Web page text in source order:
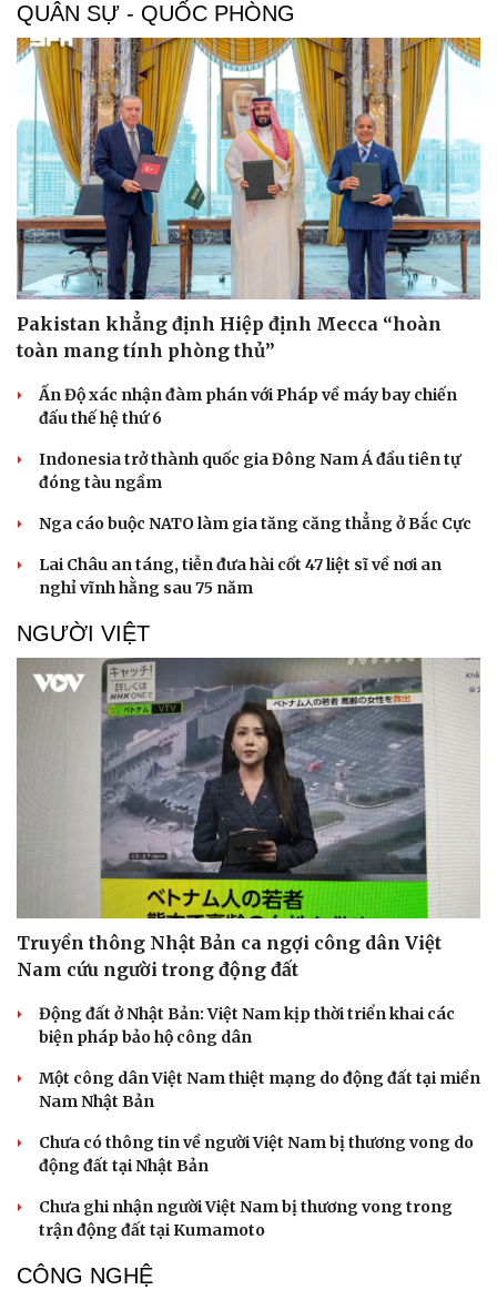
Doanh nghiệp
Thông tin doanh nghiệp
Doanh nghiệp 24h
Doanh nhân
Vì cộng đồng
Công nghệ
Sành điệu
Tin Công nghệ
Trải nghiệm
Chuyển đổi số
QUÂN SỰ - QUỐC PHÒNG
Pakistan khẳng định Hiệp định Mecca “hoàn
toàn mang tính phòng thủ”
Ấn Độ xác nhận đàm phán với Pháp về máy bay chiến
đấu thế hệ thứ 6
Indonesia trở thành quốc gia Đông Nam Á đầu tiên tự
đóng tàu ngầm
Nga cáo buộc NATO làm gia tăng căng thẳng ở Bắc Cực
Lai Châu an táng, tiễn đưa hài cốt 47 liệt sĩ về nơi an
nghỉ vĩnh hằng sau 75 năm
NGƯỜI VIỆT
Truyền thông Nhật Bản ca ngợi công dân Việt
Nam cứu người trong động đất
Động đất ở Nhật Bản: Việt Nam kịp thời triển khai các
biện pháp bảo hộ công dân
Một công dân Việt Nam thiệt mạng do động đất tại miền
Nam Nhật Bản
Chưa có thông tin về người Việt Nam bị thương vong do
động đất tại Nhật Bản
Chưa ghi nhận người Việt Nam bị thương vong trong
trận động đất tại Kumamoto
CÔNG NGHỆ